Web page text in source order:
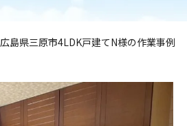
広島県三原市4LDK戸建てN様の作業事例